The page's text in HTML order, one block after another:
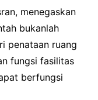
menegaskan
bukanlah
penataan ruang
fungsi fasilitas
berfungsi